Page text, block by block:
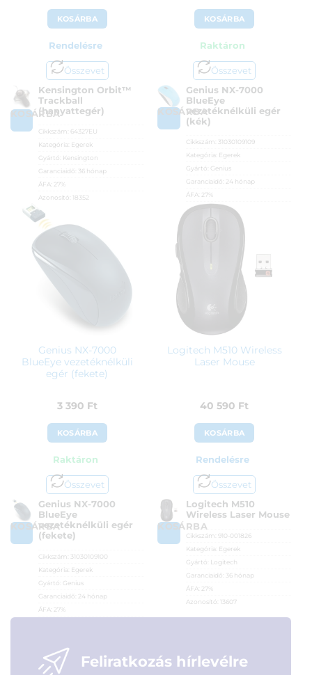
KOSÁRBA
Rendelésre
Összevet
KOSÁRBA
Kensington Orbit™
Trackball
(hanyattegér)
Cikkszám: 64327EU
Kategória: Egerek
Gyártó: Kensington
Garanciaidő:
36 hónap
ÁFA:
27%
Azonosító: 18352
17 990
KOSÁRBA
Raktáron
Összevet
KOSÁRBA
Genius NX-7000
BlueEye
vezetéknélküli egér
(kék)
Cikkszám:
31030109109
Kategória: Egerek
Gyártó: Genius
Garanciaidő:
24 hónap
ÁFA:
27%
Azonosító:
26087
Genius NX-7000
BlueEye vezetéknélküli
egér (fekete)
3 390 Ft
KOSÁRBA
Raktáron
Összevet
KOSÁRBA
Genius NX-7000
BlueEye
vezetéknélküli egér
(fekete)
Cikkszám:
31030109100
Kategória: Egerek
Gyártó: Genius
Garanciaidő:
24 hónap
ÁFA:
27%
Logitech M510 Wireless
Laser Mouse
40 590 Ft
KOSÁRBA
Rendelésre
Összevet
KOSÁRBA
Logitech M510
Wireless Laser Mouse
Cikkszám: 910-001826
Kategória: Egerek
Gyártó: Logitech
Garanciaidő:
36 hónap
ÁFA:
27%
Azonosító: 13607
Feliratkozás hírlevélre